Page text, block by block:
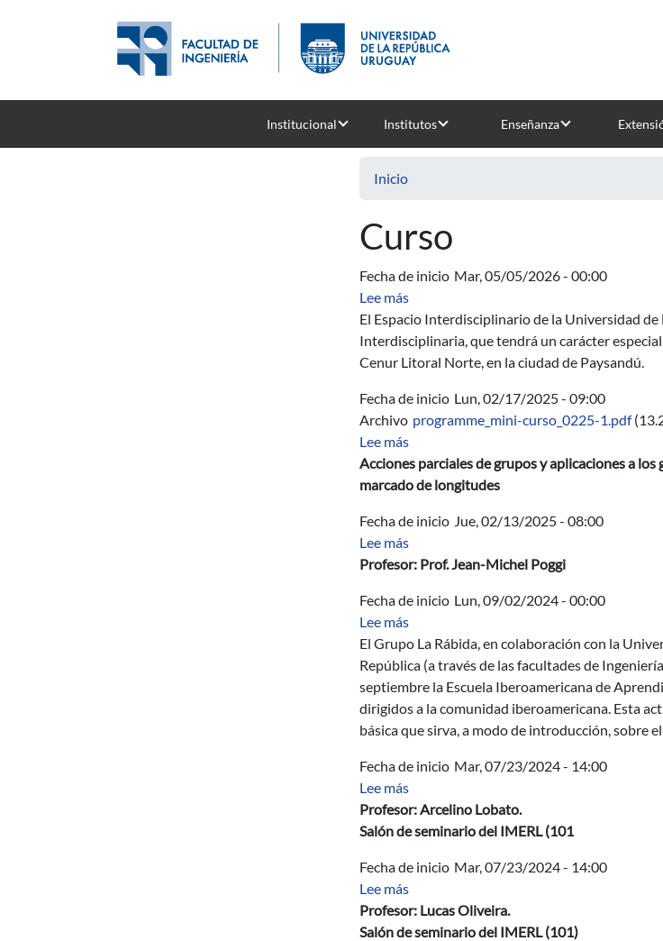
Institucional Institutos Enseñanza
Inicio
Curso
Fecha de inicio Mar, 05/05/2026 - 00:00
Lee mássobre Maratón Interdisciplinaria
El Espacio Interdisciplinario de la Universidad
Interdisciplinaria, que tendrá un carácter
Cenur Litoral Norte, en la ciudad de Paysandú.
Fecha de inicio Lun, 02/17/2025 - 09:00
Archivo programme_mini-curso_0225-1.pdf
Lee mássobre CIclo de mini-cursos en febrero
Acciones parciales de grupos y aplicaciones a
marcado de longitudes
Fecha de inicio Jue, 02/13/2025 - 08:00
Lee mássobre Tree-based methods (CART,
Profesor: Prof. Jean-Michel Poggi
Fecha de inicio Lun, 09/02/2024 - 00:00
Lee mássobre Escuela Iberoamericana de
El Grupo La Rábida, en colaboración con la
República (a través de las facultades de
septiembre la Escuela Iberoamericana de
dirigidos a la comunidad iberoamericana. Esta
básica que sirva, a modo de introducción, sobre
Fecha de inicio Mar, 07/23/2024 - 14:00
Lee mássobre Dynamics and combinatorics of
Profesor: Arcelino Lobato.
Salón de seminario del IMERL (101
Fecha de inicio Mar, 07/23/2024 - 14:00
Lee mássobre Introduction to quasiconformal
Profesor: Lucas Oliveira.
Salón de seminario del IMERL (101)